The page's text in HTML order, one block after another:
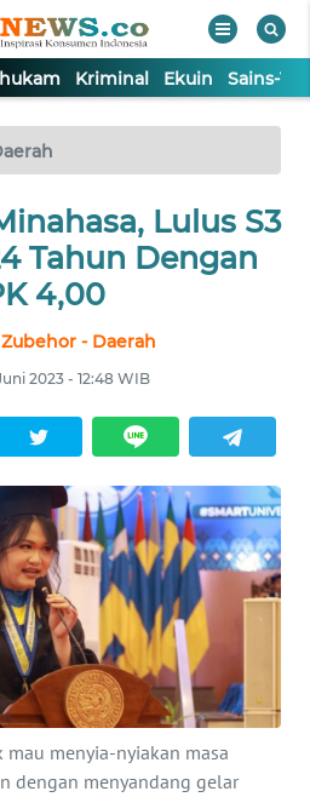
Kriminal Ekuin Sains-
Lulus S3
Tahun Dengan
4,00
- Daerah
2023 - 12:48 WIB
menyia-nyiakan masa
dengan menyandang gelar